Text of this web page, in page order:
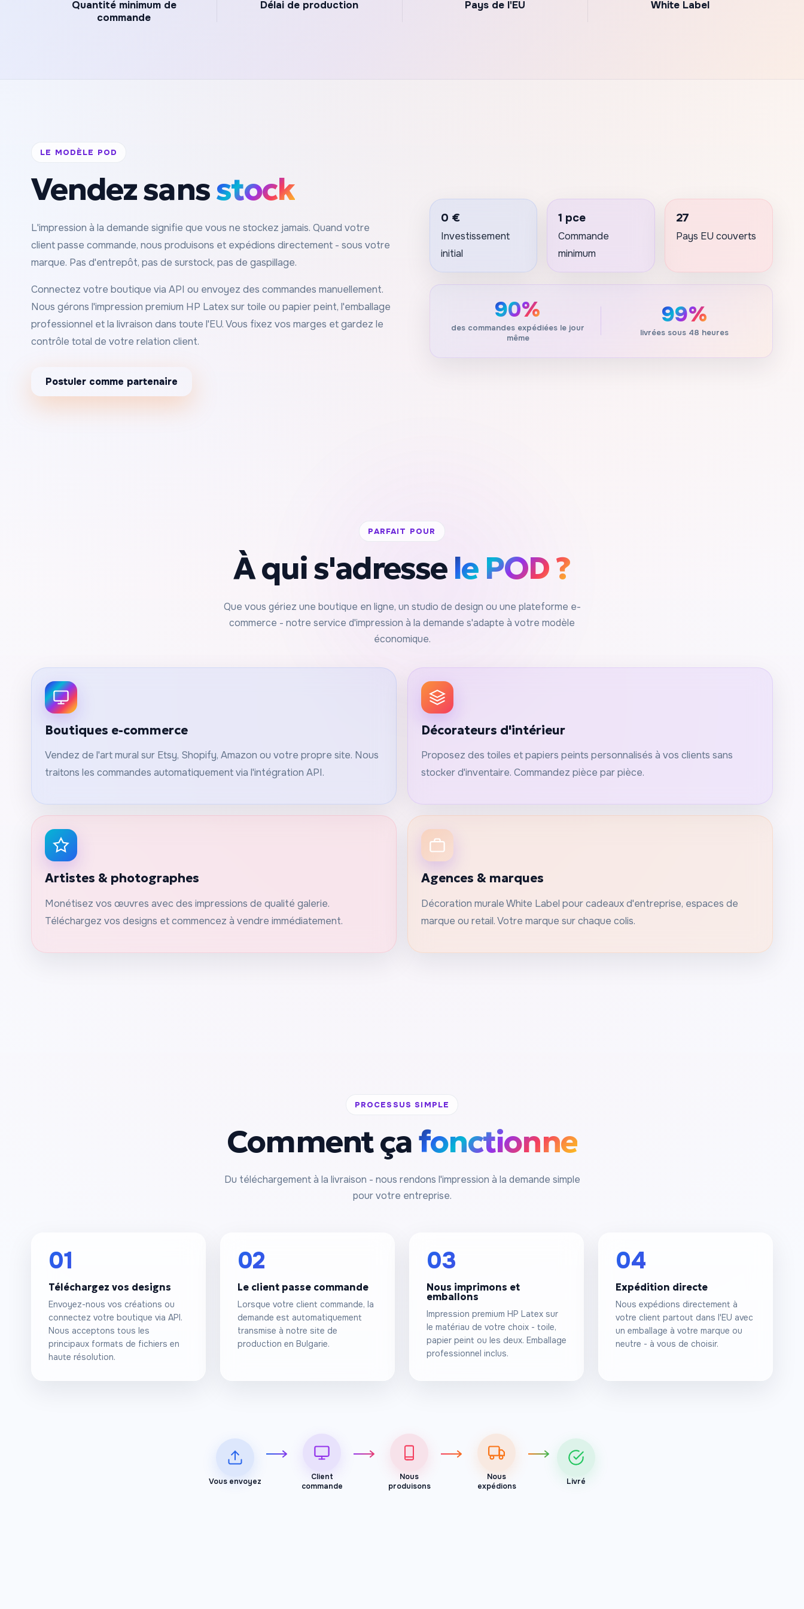
Quantité minimum de
commande
Délai de production Pays de l'EU White Label
LE MODÈLE POD
Vendez sansstock
L'impression à la demande signifie que vous ne stockez jamais. Quand votre
client passe commande, nous produisons et expédions directement - sous votre
marque. Pas d'entrepôt, pas de surstock, pas de gaspillage.
Connectez votre boutique via API ou envoyez des commandes manuellement.
Nous gérons l'impression premium HP Latex sur toile ou papier peint, l'emballage
professionnel et la livraison dans toute l'EU. Vous fixez vos marges et gardez le
contrôle total de votre relation client.
Postuler comme partenaire
0 €
Investissement
initial
1 pce
Commande
minimum
27
Pays EU couverts
90%
des commandes expédiées le jour
même
99%
livrées sous 48 heures
PARFAIT POUR
À qui s'adresse le POD ?
Que vous gériez une boutique en ligne, un studio de design ou une plateforme e-
commerce - notre service d'impression à la demande s'adapte à votre modèle
économique.
Boutiques e-commerce
Vendez de l'art mural sur Etsy, Shopify, Amazon ou votre propre site. Nous
traitons les commandes automatiquement via l'intégration API.
Décorateurs d'intérieur
Proposez des toiles et papiers peints personnalisés à vos clients sans
stocker d'inventaire. Commandez pièce par pièce.
Artistes & photographes
Monétisez vos œuvres avec des impressions de qualité galerie.
Téléchargez vos designs et commencez à vendre immédiatement.
Agences & marques
Décoration murale White Label pour cadeaux d'entreprise, espaces de
marque ou retail. Votre marque sur chaque colis.
PROCESSUS SIMPLE
Comment çafonctionne
Du téléchargement à la livraison - nous rendons l'impression à la demande simple
pour votre entreprise.
01
Téléchargez vos designs
Envoyez-nous vos créations ou
connectez votre boutique via API.
Nous acceptons tous les
principaux formats de fichiers en
haute résolution.
02
Le client passe commande
Lorsque votre client commande, la
demande est automatiquement
transmise à notre site de
production en Bulgarie.
03
Nous imprimons et
emballons
Impression premium HP Latex sur
le matériau de votre choix - toile,
papier peint ou les deux. Emballage
professionnel inclus.
04
Expédition directe
Nous expédions directement à
votre client partout dans l'EU avec
un emballage à votre marque ou
neutre - à vous de choisir.
Vous envoyez
Client
commande
Nous
produisons
Nous
expédions
Livré